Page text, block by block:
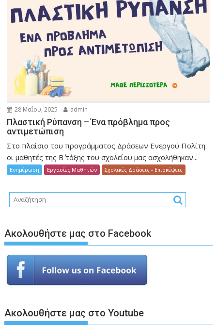
28 Μαΐου, 2025 admin
Πλαστική Ρύπανση – Ένα πρόβλημα προς
αντιμετώπιση
Στο πλαίσιο του προγράμματος Δράσεων Ενεργού Πολίτη
οι μαθητές της Β΄ τάξης του σχολείου μας ασχολήθηκαν...
Ενημέρωση Εργασίες Μαθητών Σχολικές Δράσεις - Επισκέψεις
Ακολουθήστε μας στο Facebook
Ακολουθήστε μας στο Youtube